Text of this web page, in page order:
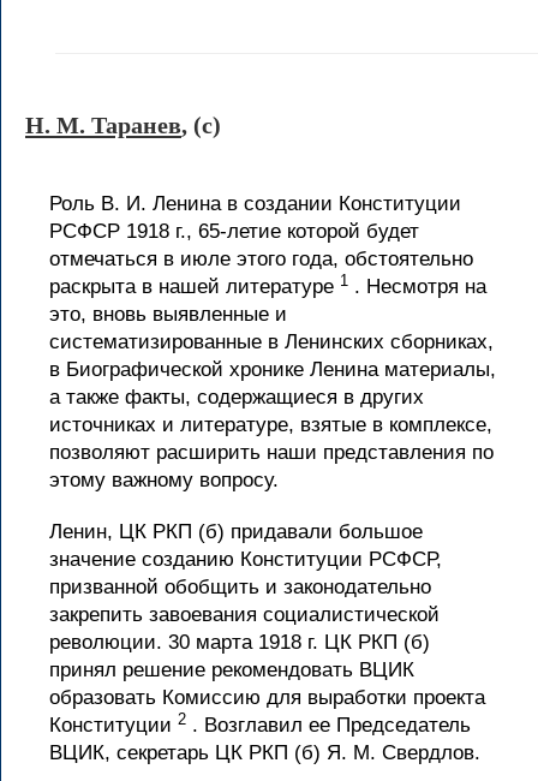
Н. М. Таранев, (c)
Роль В. И. Ленина в создании Конституции
РСФСР 1918 г., 65-летие которой будет
отмечаться в июле этого года, обстоятельно
раскрыта в нашей литературе 1
. Несмотря на
это, вновь выявленные и
систематизированные в Ленинских сборниках,
в Биографической хронике Ленина материалы,
а также факты, содержащиеся в других
источниках и литературе, взятые в комплексе,
позволяют расширить наши представления по
этому важному вопросу.
Ленин, ЦК РКП (б) придавали большое
значение созданию Конституции РСФСР,
призванной обобщить и законодательно
закрепить завоевания социалистической
революции. 30 марта 1918 г. ЦК РКП (б)
принял решение рекомендовать ВЦИК
образовать Комиссию для выработки проекта
Конституции 2 . Возглавил ее Председатель
ВЦИК, секретарь ЦК РКП (б) Я. М. Свердлов.